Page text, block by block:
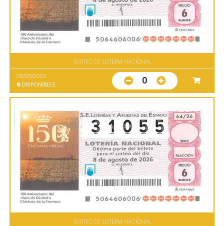
SORTEO DE LOTERIA NACIONAL
08/08/2026
9 DISPONIBLES 0
SORTEO DE LOTERIA NACIONAL